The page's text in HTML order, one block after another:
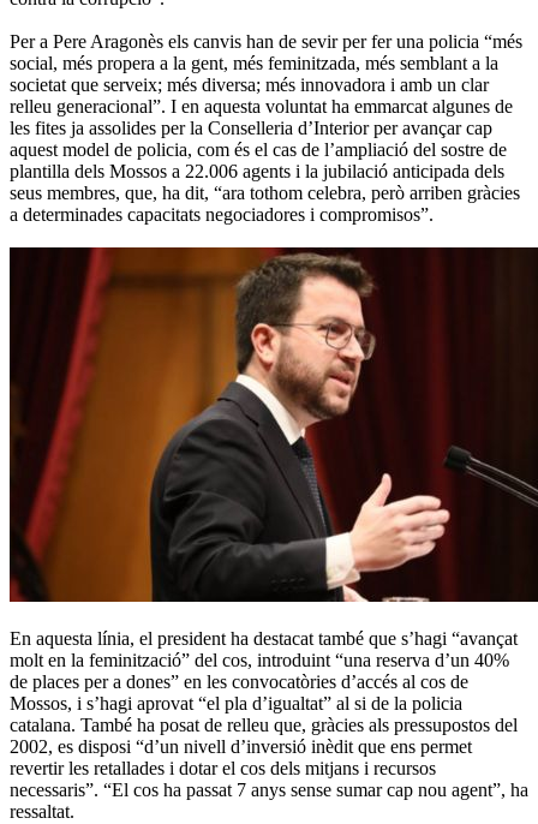
Per a Pere Aragonès els canvis han de sevir per fer una policia “més
social, més propera a la gent, més feminitzada, més semblant a la
societat que serveix; més diversa; més innovadora i amb un clar
relleu generacional”. I en aquesta voluntat ha emmarcat algunes de
les fites ja assolides per la Conselleria d’Interior per avançar cap
aquest model de policia, com és el cas de l’ampliació del sostre de
plantilla dels Mossos a 22.006 agents i la jubilació anticipada dels
seus membres, que, ha dit, “ara tothom celebra, però arriben gràcies
a determinades capacitats negociadores i compromisos”.
En aquesta línia, el president ha destacat també que s’hagi “avançat
molt en la feminització” del cos, introduint “una reserva d’un 40%
de places per a dones” en les convocatòries d’accés al cos de
Mossos, i s’hagi aprovat “el pla d’igualtat” al si de la policia
catalana. També ha posat de relleu que, gràcies als pressupostos del
2002, es disposi “d’un nivell d’inversió inèdit que ens permet
revertir les retallades i dotar el cos dels mitjans i recursos
necessaris”. “El cos ha passat 7 anys sense sumar cap nou agent”, ha
ressaltat.